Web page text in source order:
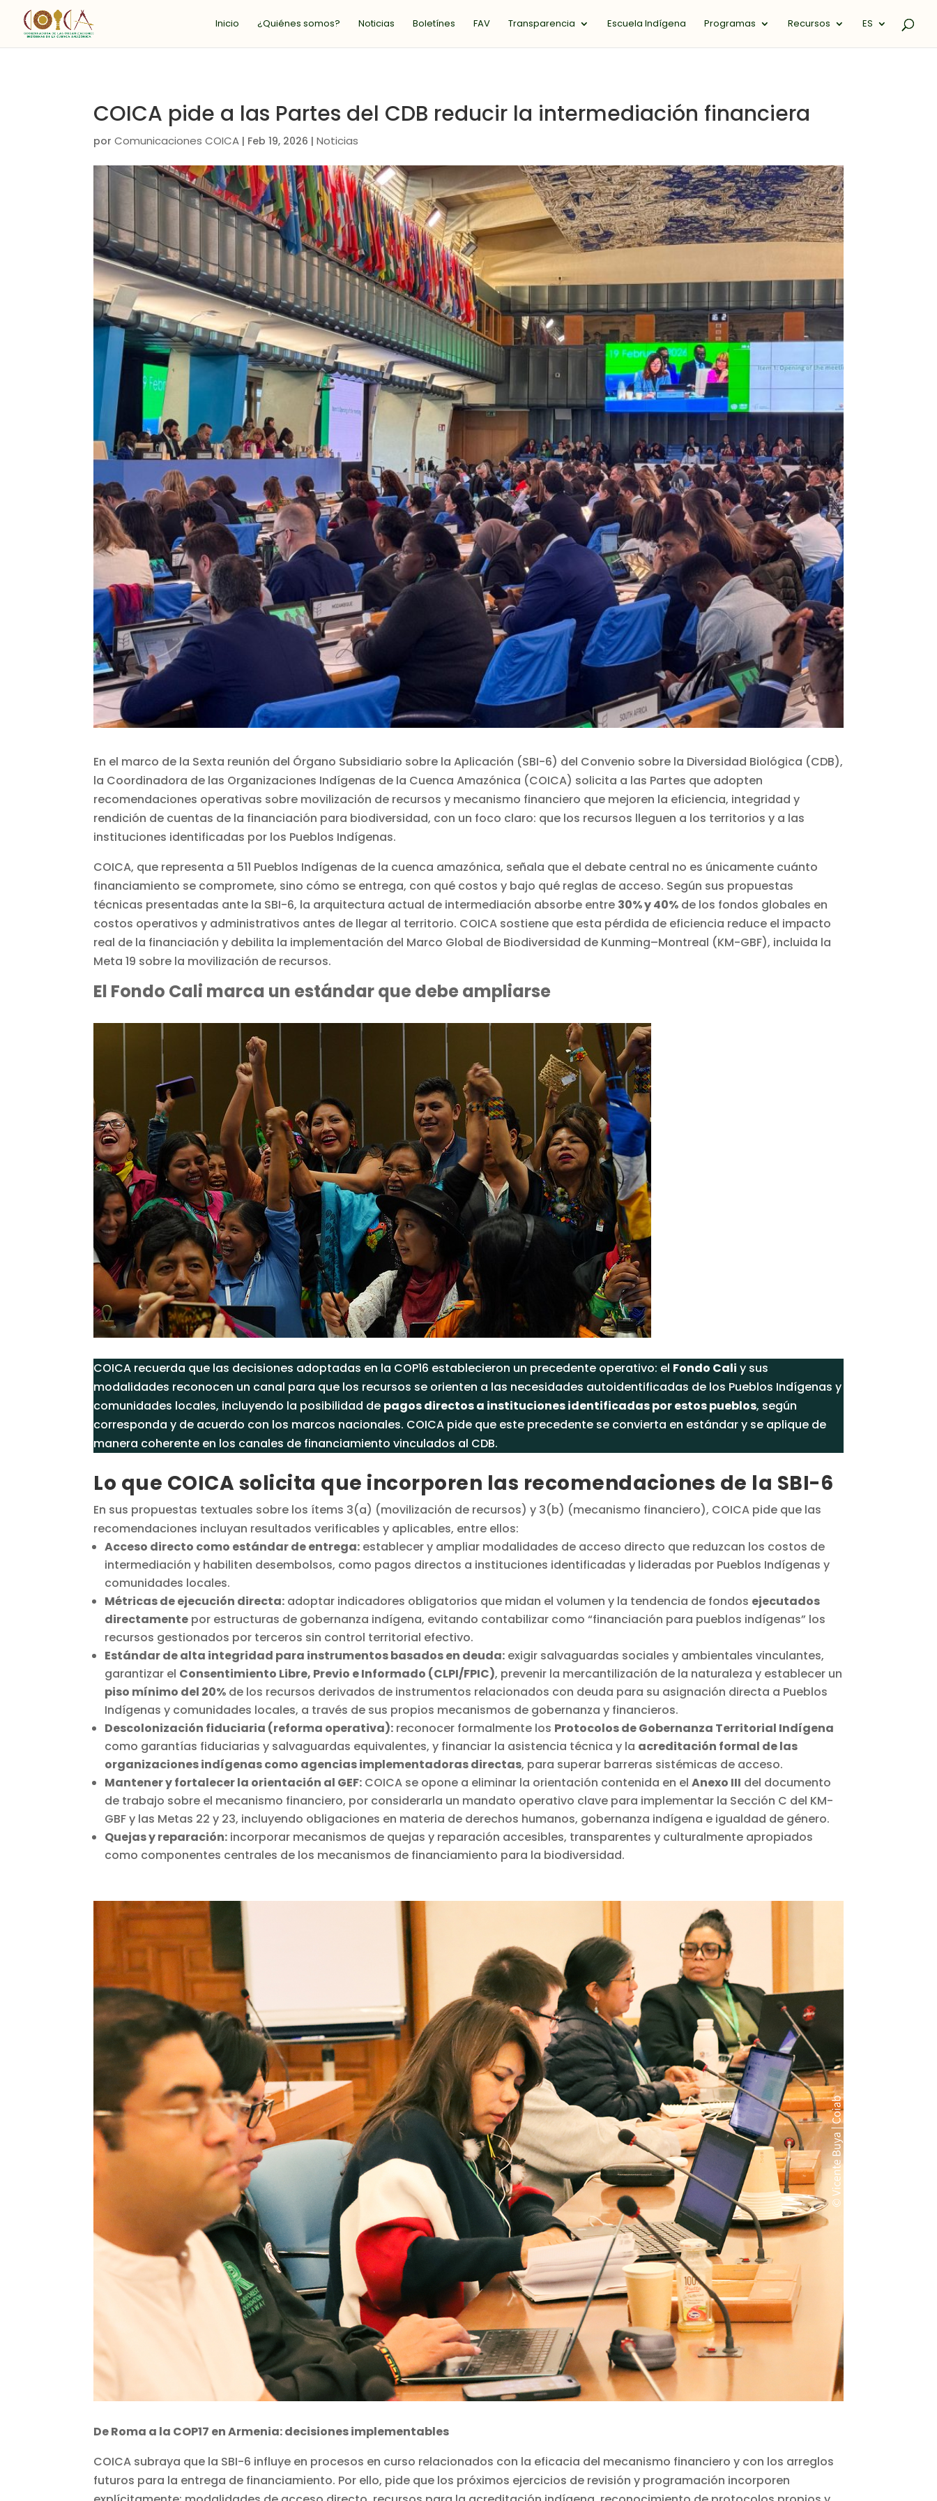
Inicio ¿Quiénes somos? Noticias Boletínes FAV Transparencia Escuela Indígena Programas Recursos ES
COICA pide a las Partes del CDB reducir la intermediación financiera
porComunicaciones COICA | Feb 19, 2026 |Noticias
En el marco de la Sexta reunión del Órgano Subsidiario sobre la Aplicación (SBI-6) del Convenio sobre la Diversidad Biológica (CDB),
la Coordinadora de las Organizaciones Indígenas de la Cuenca Amazónica (COICA) solicita a las Partes que adopten
recomendaciones operativas sobre movilización de recursos y mecanismo financiero que mejoren la eficiencia, integridad y
rendición de cuentas de la financiación para biodiversidad, con un foco claro: que los recursos lleguen a los territorios y a las
instituciones identificadas por los Pueblos Indígenas.
COICA, que representa a 511 Pueblos Indígenas de la cuenca amazónica, señala que el debate central no es únicamente cuánto
financiamiento se compromete, sino cómo se entrega, con qué costos y bajo qué reglas de acceso. Según sus propuestas
técnicas presentadas ante la SBI-6, la arquitectura actual de intermediación absorbe entre 30% y 40% de los fondos globales en
costos operativos y administrativos antes de llegar al territorio. COICA sostiene que esta pérdida de eficiencia reduce el impacto
real de la financiación y debilita la implementación del Marco Global de Biodiversidad de Kunming–Montreal (KM-GBF), incluida la
Meta 19 sobre la movilización de recursos.
El Fondo Cali marca un estándar que debe ampliarse
COICA recuerda que las decisiones adoptadas en la COP16 establecieron un precedente operativo: el Fondo Cali y sus
modalidades reconocen un canal para que los recursos se orienten a las necesidades autoidentificadas de los Pueblos Indígenas y
comunidades locales, incluyendo la posibilidad de pagos directos a instituciones identificadas por estos pueblos, según
corresponda y de acuerdo con los marcos nacionales. COICA pide que este precedente se convierta en estándar y se aplique de
manera coherente en los canales de financiamiento vinculados al CDB.
Lo que COICA solicita que incorporen las recomendaciones de la SBI-6
En sus propuestas textuales sobre los ítems 3(a) (movilización de recursos) y 3(b) (mecanismo financiero), COICA pide que las
recomendaciones incluyan resultados verificables y aplicables, entre ellos:
Acceso directo como estándar de entrega: establecer y ampliar modalidades de acceso directo que reduzcan los costos de
intermediación y habiliten desembolsos, como pagos directos a instituciones identificadas y lideradas por Pueblos Indígenas y
comunidades locales.
Métricas de ejecución directa: adoptar indicadores obligatorios que midan el volumen y la tendencia de fondos ejecutados
directamente por estructuras de gobernanza indígena, evitando contabilizar como “financiación para pueblos indígenas” los
recursos gestionados por terceros sin control territorial efectivo.
Estándar de alta integridad para instrumentos basados en deuda: exigir salvaguardas sociales y ambientales vinculantes,
garantizar el Consentimiento Libre, Previo e Informado (CLPI/FPIC), prevenir la mercantilización de la naturaleza y establecer un
piso mínimo del 20% de los recursos derivados de instrumentos relacionados con deuda para su asignación directa a Pueblos
Indígenas y comunidades locales, a través de sus propios mecanismos de gobernanza y financieros.
Descolonización fiduciaria (reforma operativa): reconocer formalmente los Protocolos de Gobernanza Territorial Indígena
como garantías fiduciarias y salvaguardas equivalentes, y financiar la asistencia técnica y la acreditación formal de las
organizaciones indígenas como agencias implementadoras directas, para superar barreras sistémicas de acceso.
Mantener y fortalecer la orientación al GEF: COICA se opone a eliminar la orientación contenida en elAnexo III del documento
de trabajo sobre el mecanismo financiero, por considerarla un mandato operativo clave para implementar la Sección C del KM-
GBF y las Metas 22 y 23, incluyendo obligaciones en materia de derechos humanos, gobernanza indígena e igualdad de género.
Quejas y reparación: incorporar mecanismos de quejas y reparación accesibles, transparentes y culturalmente apropiados
como componentes centrales de los mecanismos de financiamiento para la biodiversidad.
De Roma a la COP17 en Armenia: decisiones implementables
COICA subraya que la SBI-6 influye en procesos en curso relacionados con la eficacia del mecanismo financiero y con los arreglos
futuros para la entrega de financiamiento. Por ello, pide que los próximos ejercicios de revisión y programación incorporen